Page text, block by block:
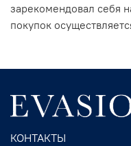
зарекомендовал себя
покупок
КОНТАКТЫ